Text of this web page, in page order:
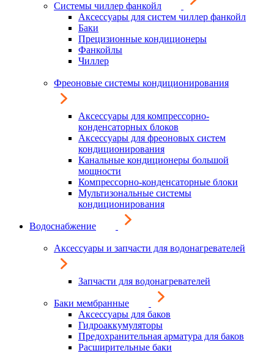
Системы чиллер фанкойл
Аксессуары для систем чиллер фанкойл
Баки
Прецизионные кондиционеры
Фанкойлы
Чиллер
Фреоновые системы кондиционирования
Аксессуары для компрессорно-
конденсаторных блоков
Аксессуары для фреоновых систем
кондиционирования
Канальные кондиционеры большой
мощности
Компрессорно-конденсаторные блоки
Мультизональные системы
кондиционирования
Водоснабжение
Аксессуары и запчасти для водонагревателей
Запчасти для водонагревателей
Баки мембранные
Аксессуары для баков
Гидроаккумуляторы
Предохранительная арматура для баков
Расширительные баки